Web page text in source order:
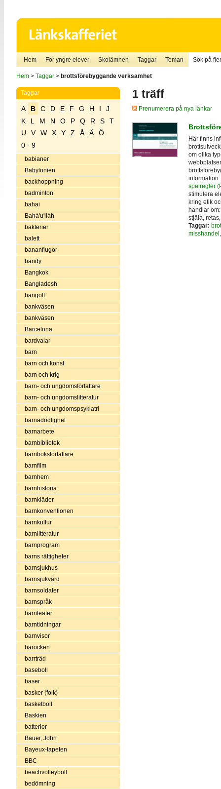
Hem För yngre elever Skolämnen Taggar Teman Sök på
Hem> Taggar> brottsförebyggande verksamhet
Taggar
A B C D E F G H I
J
K
L M N O P Q R S
T
U
V W X Y Z Å Ä
Ö
0 - 9
babianer
Babylonien
backhoppning
badminton
bahai
Bahá'u'lláh
bakterier
balett
bananflugor
bandy
Bangkok
Bangladesh
bangolf
bankväsen
bankväsen
Barcelona
bardvalar
barn
barn och konst
barn och krig
barn- och ungdomsförfattare
barn- och ungdomslitteratur
barn- och ungdomspsykiatri
barnadödlighet
barnarbete
barnbibliotek
barnboksförfattare
barnfilm
barnhem
barnhistoria
barnkläder
barnkonventionen
barnkultur
barnlitteratur
barnprogram
barns rättigheter
barnsjukhus
barnsjukvård
barnsoldater
barnspråk
barnteater
barntidningar
barnvisor
barocken
barrträd
baseboll
baser
basker (folk)
basketboll
Baskien
batterier
Bauer, John
Bayeux-tapeten
BBC
beachvolleyboll
bedömning
1 träff
Prenumerera på nya länkar
Här finns
om olika
spelregler
stimulera
kring etik
handlar
stjäla,
Taggar:
misshandel